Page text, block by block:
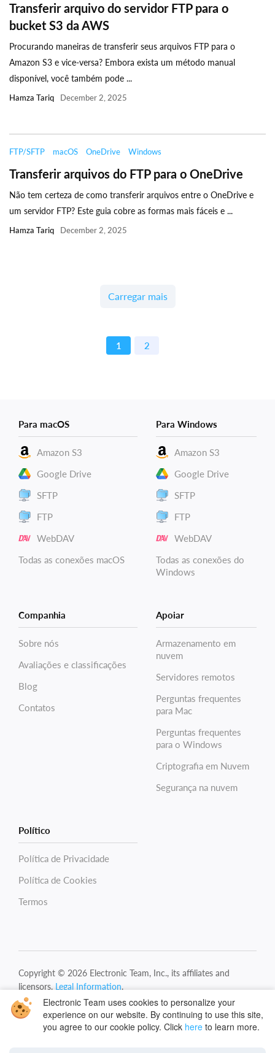
Transferir arquivo do servidor FTP para o
bucket S3 da AWS
Procurando maneiras de transferir seus arquivos FTP para o
Amazon S3 e vice-versa? Embora exista um método manual
disponível, você também pode ...
Hamza Tariq December 2, 2025
FTP/SFTP macOS OneDrive Windows
Transferir arquivos do FTP para o OneDrive
Não tem certeza de como transferir arquivos entre o OneDrive e
um servidor FTP? Este guia cobre as formas mais fáceis e ...
Hamza Tariq December 2, 2025
Carregar mais
1 2
Para macOS
Amazon S3
Google Drive
SFTP
FTP
WebDAV
Todas as conexões macOS
Para Windows
Amazon S3
Google Drive
SFTP
FTP
WebDAV
Todas as conexões do
Windows
Companhia
Sobre nós
Avaliações e classificações
Blog
Contatos
Apoiar
Armazenamento em
nuvem
Servidores remotos
Perguntas frequentes
para Mac
Perguntas frequentes
para o Windows
Criptografia em Nuvem
Segurança na nuvem
Político
Política de Privacidade
Política de Cookies
Termos
Copyright © 2026 Electronic Team, Inc., its affiliates and
licensors. Legal Information.
11890 Sunrise Valley Dr, Ste 111, Reston, VA 20191, USA •
+12023358465 • support@electronic.us
Electronic Team uses cookies to personalize your
experience on our website. By continuing to use this site,
you agree to our cookie policy. Click here to learn more.